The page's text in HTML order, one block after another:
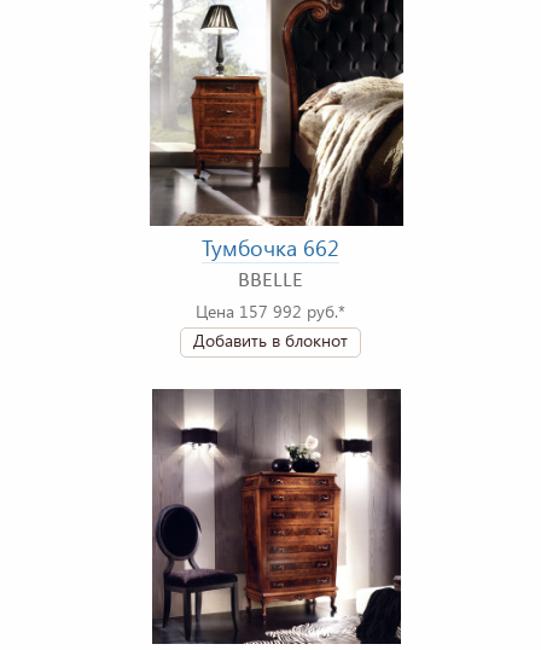
Тумбочка 662
BBELLE
Цена 157 992 руб.*
Добавить в блокнот